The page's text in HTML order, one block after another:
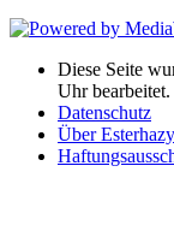
Diese Seite
Uhr bearbeitet.
Datenschutz
Über